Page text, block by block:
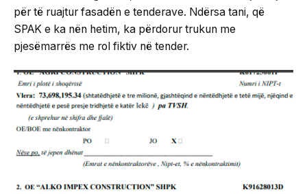
për të ruajtur fasadën e tenderave. Ndërsa tani, që
SPAK e ka nën hetim, ka përdorur trukun me
pjesëmarrës me rol fiktiv në tender.